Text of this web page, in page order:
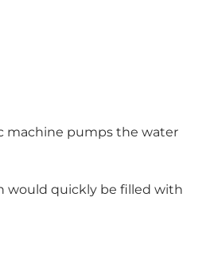
machine pumps the water
would quickly be filled with